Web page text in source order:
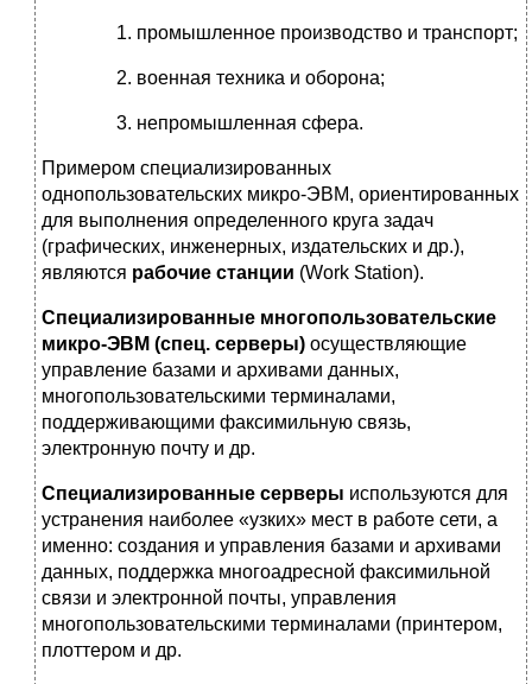
промышленное производство и транспорт;
военная техника и оборона;
непромышленная сфера.
Примером специализированных
однопользовательских микро-ЭВМ, ориентированных
для выполнения определенного круга задач
(графических, инженерных, издательских и др.),
являются рабочие станции (Work Station).
Специализированные многопользовательские
микро-ЭВМ (спец. серверы) осуществляющие
управление базами и архивами данных,
многопользовательскими терминалами,
поддерживающими факсимильную связь,
электронную почту и др.
Специализированные серверы используются для
устранения наиболее «узких» мест в работе сети, а
именно: создания и управления базами и архивами
данных, поддержка многоадресной факсимильной
связи и электронной почты, управления
многопользовательскими терминалами (принтером,
плоттером и др.